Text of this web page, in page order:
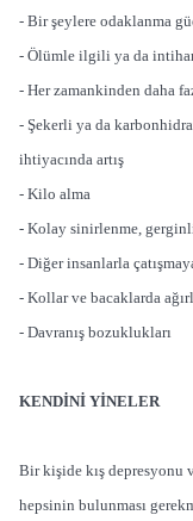
- Bir şeylere odaklanma
- Ölümle ilgili ya da
- Her zamankinden daha
- Şekerli ya da
ihtiyacında artış
- Kilo alma
- Kolay sinirlenme,
- Diğer insanlarla
- Kollar ve bacaklarda
- Davranış bozuklukları
KENDİNİ YİNELER
Bir kişide kış depresyonu
hepsinin bulunması